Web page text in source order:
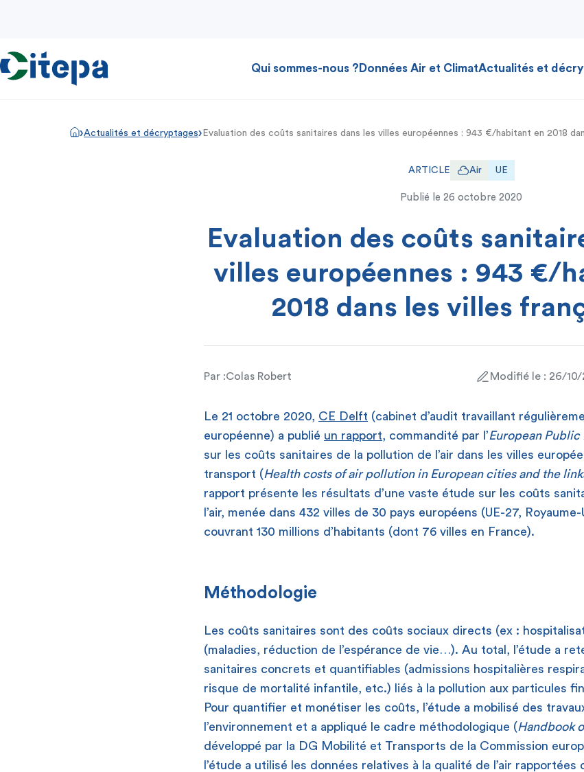
Qui sommes-nous ? Données Air et ClimatActualités et
›Actualités et décryptages› Evaluation des coûts sanitaires dans les villes européennes : 943 €/habitant en 2018
ARTICLE Air UE
Publié le 26 octobre 2020
Evaluation des coûts
villes européennes : 943 €/
2018 dans les villes
Par :Colas Robert Modifié le : 26/10/
Le 21 octobre 2020, CE Delft (cabinet d’audit travaillant
européenne) a publié un rapport, commandité par l’European
sur les coûts sanitaires de la pollution de l’air dans les villes
transport (Health costs of air pollution in European cities and the
rapport présente les résultats d’une vaste étude sur les coûts
l’air, menée dans 432 villes de 30 pays européens (UE-27,
couvrant 130 millions d’habitants (dont 76 villes en France).
Méthodologie
Les coûts sanitaires sont des coûts sociaux directs (ex :
(maladies, réduction de l’espérance de vie…). Au total, l’étude a
sanitaires concrets et quantifiables (admissions hospitalières
risque de mortalité infantile, etc.) liés à la pollution aux particules
Pour quantifier et monétiser les coûts, l’étude a mobilisé des
l’environnement et a appliqué le cadre méthodologique (Handbook
développé par la DG Mobilité et Transports de la Commission
l’étude a utilisé les données relatives à la qualité de l’air rapportées